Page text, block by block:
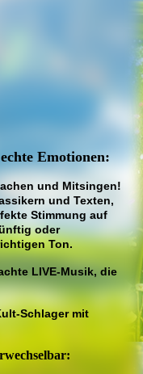
Emotionen:
und Mitsingen!
und Texten,
Stimmung auf
oder
Ton.
LIVE-Musik, die
Schlager mit